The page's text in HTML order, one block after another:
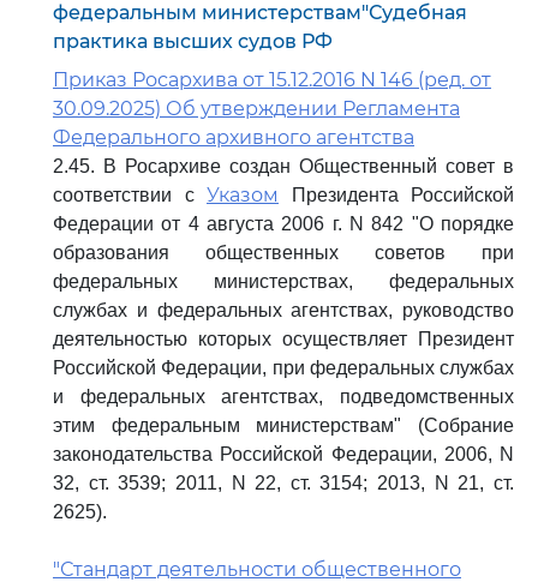
федеральным министерствам"Судебная
практика высших судов РФ
Приказ Росархива от 15.12.2016 N 146 (ред. от
30.09.2025) Об утверждении Регламента
Федерального архивного агентства
2.45. В Росархиве создан Общественный совет в
соответствии с Указом
Президента Российской
Федерации от 4 августа 2006 г. N 842 "О порядке
образования общественных советов при
федеральных министерствах, федеральных
службах и федеральных агентствах, руководство
деятельностью которых осуществляет Президент
Российской Федерации, при федеральных службах
и федеральных агентствах, подведомственных
этим федеральным министерствам" (Собрание
законодательства Российской Федерации, 2006, N
32, ст. 3539; 2011, N 22, ст. 3154; 2013, N 21, ст.
2625).
"Стандарт деятельности общественного